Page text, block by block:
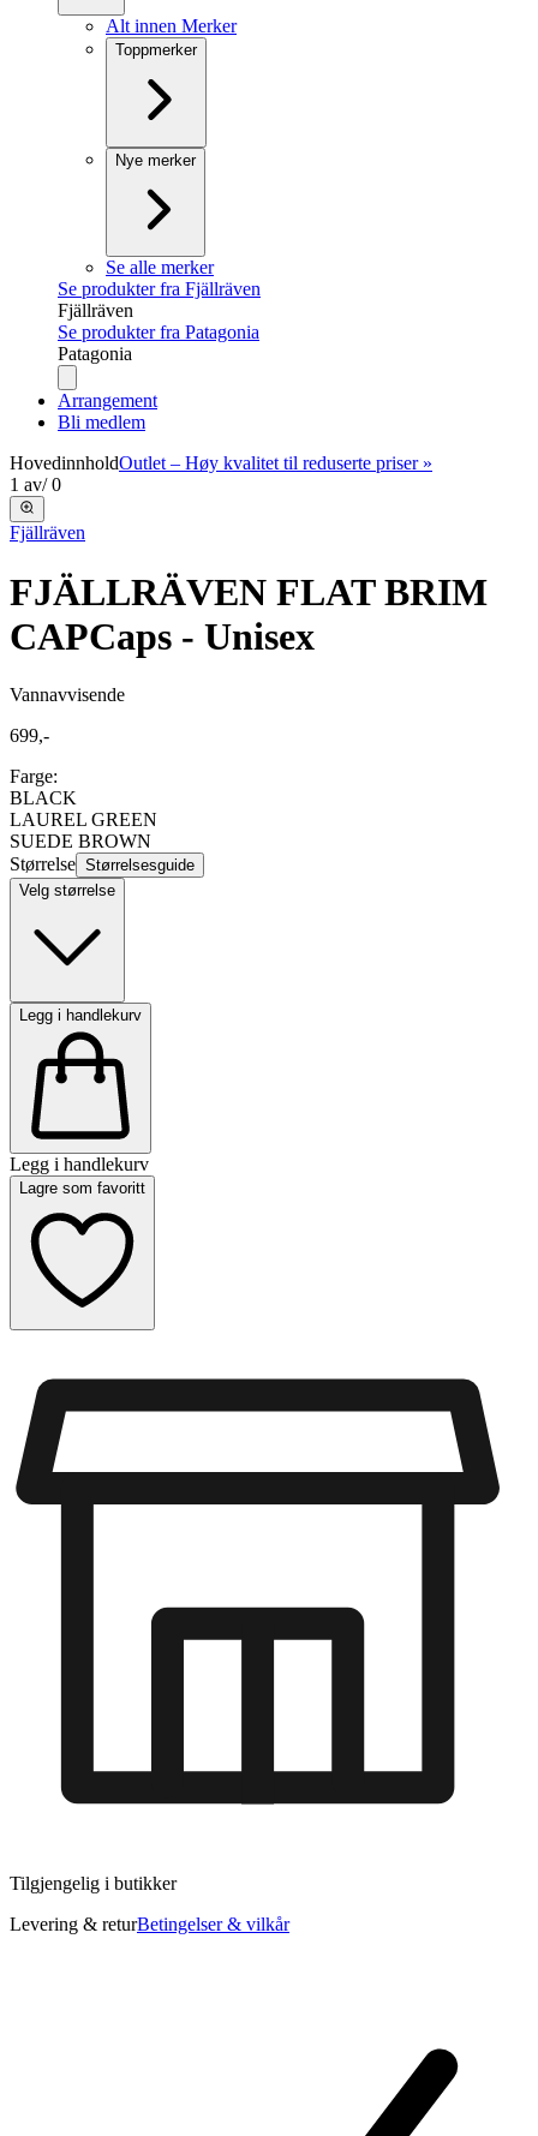
Alt innen Merker
Toppmerker
Nye merker
Se alle merker
Se produkter fra Fjällräven
Fjällräven
Se produkter fra Patagonia
Patagonia
Arrangement
Bli medlem
HovedinnholdOutlet – Høy kvalitet til reduserte priser »
1 av/ 0
Fjällräven
FJÄLLRÄVEN FLAT BRIM
CAPCaps - Unisex
Vannavvisende
699,-
Farge:
BLACK
LAUREL GREEN
SUEDE BROWN
Størrelse Størrelsesguide
Velg størrelse
Legg i handlekurv
Legg i handlekurv
Lagre som favoritt
Tilgjengelig i butikker
Levering & returBetingelser & vilkår